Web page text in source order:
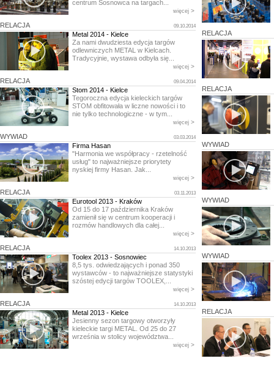
centrum Sosnowca na targach...
więcej >
RELACJA 09.10.2014
Metal 2014 - Kielce
Za nami dwudziesta edycja targów
odlewniczych METAL w Kielcach.
Tradycyjnie, wystawa odbyła się...
więcej >
RELACJA 09.04.2014
Stom 2014 - Kielce
Tegoroczna edycja kieleckich targów
STOM obfitowała w liczne nowości i to
nie tylko technologiczne - w tym...
więcej >
WYWIAD 03.03.2014
Firma Hasan
"Harmonia we współpracy - rzetelność
usług" to najważniejsze priorytety
nyskiej firmy Hasan. Jak...
więcej >
RELACJA 03.11.2013
Eurotool 2013 - Kraków
Od 15 do 17 października Kraków
zamienił się w centrum kooperacji i
rozmów handlowych dla całej...
więcej >
RELACJA 14.10.2013
Toolex 2013 - Sosnowiec
8,5 tys. odwiedzających i ponad 350
wystawców - to najważniejsze statystyki
szóstej edycji targów TOOLEX,...
więcej >
RELACJA 14.10.2013
Metal 2013 - Kielce
Jesienny sezon targowy otworzyły
kieleckie targi METAL. Od 25 do 27
września w stolicy województwa...
więcej >
RELACJA
RELACJA
WYWIAD
WYWIAD
WYWIAD
RELACJA